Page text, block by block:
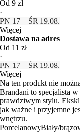
Od 9 zł
·
PN 17 – ŚR 19.08.
Więcej
Dostawa na adres
Od 11 zł
·
PN 17 – ŚR 19.08.
Więcej
Na ten produkt nie
Brandani to specjalista
prawdziwym stylu.
jak ważne i przyjemne
wnętrzu.
PorcelanowyBiały/